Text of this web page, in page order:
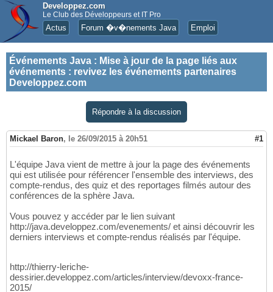
Developpez.com
Le Club des Développeurs et IT Pro
Actus Forum �v�nements Java Emploi
Événements Java : Mise à jour de la page liés aux
événements : revivez les événements partenaires
Developpez.com
Répondre à la discussion
Mickael Baron, le 26/09/2015 à 20h51 #1
L'équipe Java vient de mettre à jour la page des événements
qui est utilisée pour référencer l'ensemble des interviews, des
compte-rendus, des quiz et des reportages filmés autour des
conférences de la sphère Java.
Vous pouvez y accéder par le lien suivant
http://java.developpez.com/evenements/ et ainsi découvrir les
derniers interviews et compte-rendus réalisés par l'équipe.
http://thierry-leriche-
dessirier.developpez.com/articles/interview/devoxx-france-
2015/